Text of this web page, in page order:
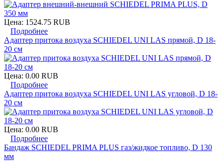
Цена: 1524.75 RUB
Подробнее
Адаптер притока воздуха SCHIEDEL UNI LAS прямой, D 18-
20 см
Цена: 0.00 RUB
Подробнее
Адаптер притока воздуха SCHIEDEL UNI LAS угловой, D 18-
20 см
Цена: 0.00 RUB
Подробнее
Бандаж SCHIEDEL PRIMA PLUS газ/жидкое топливо, D 130
мм